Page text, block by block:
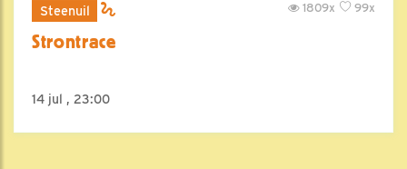
Steenuil 99x
1809x
Strontrace
14 jul , 23:00